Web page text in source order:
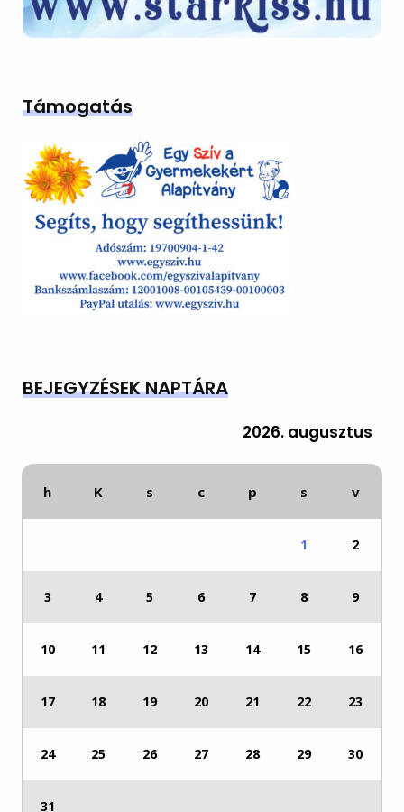
Támogatás
BEJEGYZÉSEK NAPTÁRA
2026. augusztus
h K s c p s v
1 2
3 4 5 6 7 8 9
10 11 12 13 14 15 16
17 18 19 20 21 22 23
24 25 26 27 28 29 30
31